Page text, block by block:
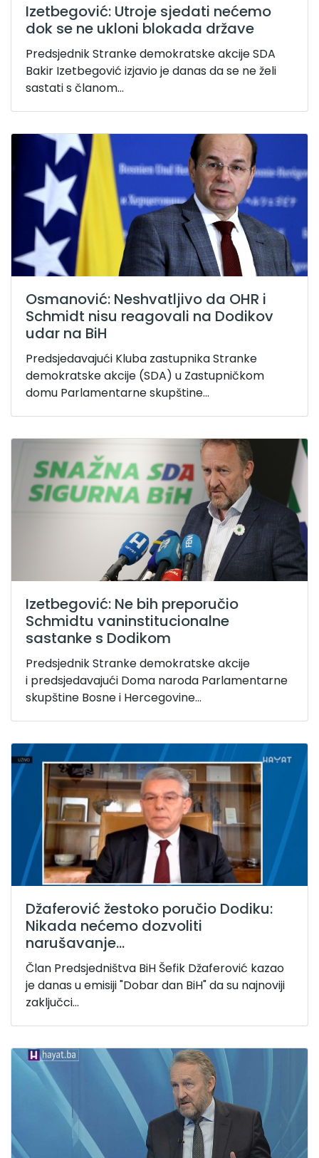
Izetbegović: Utroje sjedati nećemo
dok se ne ukloni blokada države
Predsjednik Stranke demokratske akcije SDA
Bakir Izetbegović izjavio je danas da se ne želi
sastati s članom...
Osmanović: Neshvatljivo da OHR i
Schmidt nisu reagovali na Dodikov
udar na BiH
Predsjedavajući Kluba zastupnika Stranke
demokratske akcije (SDA) u Zastupničkom
domu Parlamentarne skupštine...
Izetbegović: Ne bih preporučio
Schmidtu vaninstitucionalne
sastanke s Dodikom
Predsjednik Stranke demokratske akcije
i predsjedavajući Doma naroda Parlamentarne
skupštine Bosne i Hercegovine...
Džaferović žestoko poručio Dodiku:
Nikada nećemo dozvoliti
narušavanje...
Član Predsjedništva BiH Šefik Džaferović kazao
je danas u emisiji "Dobar dan BiH" da su najnoviji
zaključci...